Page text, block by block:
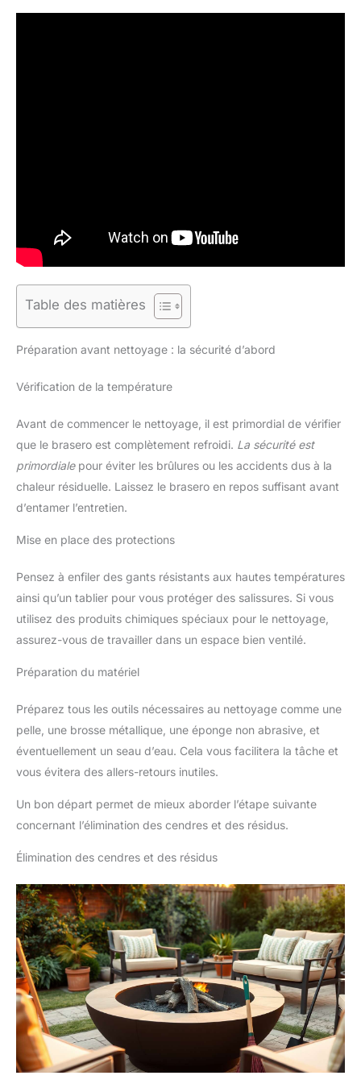
Table des matières
Préparation avant nettoyage : la sécurité d’abord
Vérification de la température
Avant de commencer le nettoyage, il est primordial de vérifier
que le brasero est complètement refroidi. La sécurité est
primordialepour éviter les brûlures ou les accidents dus à la
chaleur résiduelle. Laissez le brasero en repos suffisant avant
d’entamer l’entretien.
Mise en place des protections
Pensez à enfiler des gants résistants aux hautes températures
ainsi qu’un tablier pour vous protéger des salissures. Si vous
utilisez des produits chimiques spéciaux pour le nettoyage,
assurez-vous de travailler dans un espace bien ventilé.
Préparation du matériel
Préparez tous les outils nécessaires au nettoyage comme une
pelle, une brosse métallique, une éponge non abrasive, et
éventuellement un seau d’eau. Cela vous facilitera la tâche et
vous évitera des allers-retours inutiles.
Un bon départ permet de mieux aborder l’étape suivante
concernant l’élimination des cendres et des résidus.
Élimination des cendres et des résidus